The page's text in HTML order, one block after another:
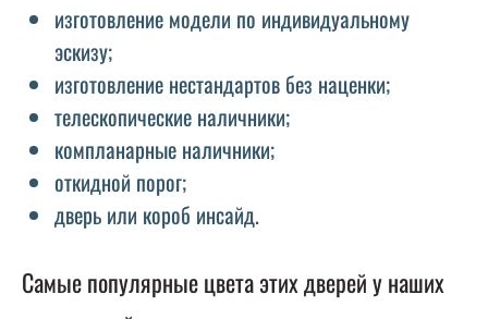
изготовление модели по индивидуальному
эскизу;
изготовление нестандартов без наценки;
телескопические наличники;
компланарные наличники;
откидной порог;
дверь или короб инсайд.
Самые популярные цвета этих дверей у наших